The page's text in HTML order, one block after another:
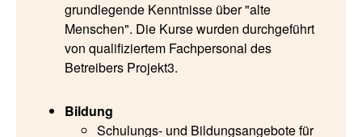
grundlegende Kenntnisse über "alte
Menschen". Die Kurse wurden durchgeführt
von qualifiziertem Fachpersonal des
Betreibers Projekt3.
Bildung
Schulungs- und Bildungsangebote für